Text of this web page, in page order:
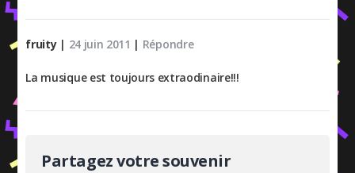
fruity | 24 juin 2011 | Répondre
La musique est toujours extraodinaire!!!
Partagez votre souvenir